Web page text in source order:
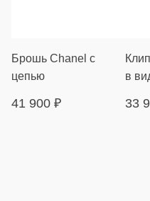
Брошь Chanel с
цепью
41 900 ₽
в
33